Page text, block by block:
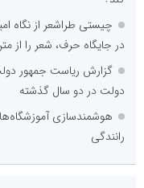
چیستی طراشعر از نگاه
در جایگاه حرف، شعر را از
گزارش ریاست جمهور
دولت در دو سال گذشته
هوشمندسازی
رانندگی